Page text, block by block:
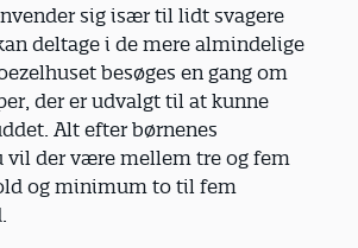
sig især til lidt svagere
deltage i de mere almindelige
besøges en gang om
der er udvalgt til at kunne
Alt efter børnenes
vil der være mellem tre og fem
og minimum to til fem